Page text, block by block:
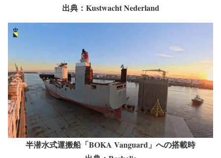
出典：Kustwacht Nederland
半潜水式運搬船「BOKA Vanguard」への搭載時